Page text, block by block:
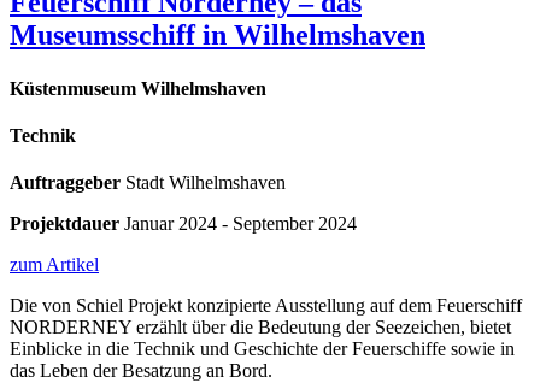
Museumsschiff in Wilhelmshaven
Küstenmuseum Wilhelmshaven
Technik
Auftraggeber Stadt Wilhelmshaven
Projektdauer Januar 2024 - September 2024
zum Artikel
Die von Schiel Projekt konzipierte Ausstellung auf dem Feuerschiff
NORDERNEY erzählt über die Bedeutung der Seezeichen, bietet
Einblicke in die Technik und Geschichte der Feuerschiffe sowie in
das Leben der Besatzung an Bord.